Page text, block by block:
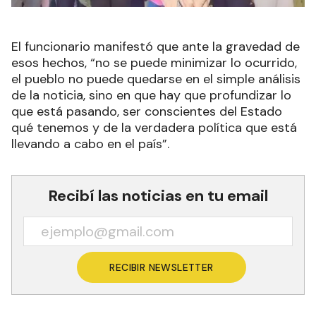
El funcionario manifestó que ante la gravedad de
esos hechos, “no se puede minimizar lo ocurrido,
el pueblo no puede quedarse en el simple análisis
de la noticia, sino en que hay que profundizar lo
que está pasando, ser conscientes del Estado
qué tenemos y de la verdadera política que está
llevando a cabo en el país”.
Recibí las noticias en tu email
RECIBIR NEWSLETTER